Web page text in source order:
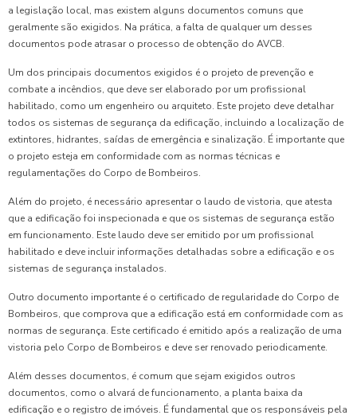
a legislação local, mas existem alguns documentos comuns que
geralmente são exigidos. Na prática, a falta de qualquer um desses
documentos pode atrasar o processo de obtenção do AVCB.
Um dos principais documentos exigidos é o projeto de prevenção e
combate a incêndios, que deve ser elaborado por um profissional
habilitado, como um engenheiro ou arquiteto. Este projeto deve detalhar
todos os sistemas de segurança da edificação, incluindo a localização de
extintores, hidrantes, saídas de emergência e sinalização. É importante que
o projeto esteja em conformidade com as normas técnicas e
regulamentações do Corpo de Bombeiros.
Além do projeto, é necessário apresentar o laudo de vistoria, que atesta
que a edificação foi inspecionada e que os sistemas de segurança estão
em funcionamento. Este laudo deve ser emitido por um profissional
habilitado e deve incluir informações detalhadas sobre a edificação e os
sistemas de segurança instalados.
Outro documento importante é o certificado de regularidade do Corpo de
Bombeiros, que comprova que a edificação está em conformidade com as
normas de segurança. Este certificado é emitido após a realização de uma
vistoria pelo Corpo de Bombeiros e deve ser renovado periodicamente.
Além desses documentos, é comum que sejam exigidos outros
documentos, como o alvará de funcionamento, a planta baixa da
edificação e o registro de imóveis. É fundamental que os responsáveis pela